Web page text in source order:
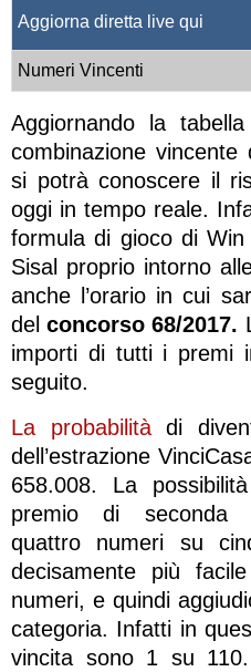
Aggiorna diretta live qui
Numeri Vincenti
Aggiornando la
combinazione
si potrà conoscere il
oggi in tempo reale.
formula di gioco di
Sisal proprio intorno
anche l’orario in cui
delconcorso 68/2017.
importi di tutti i premi
seguito.
La probabilitàdi
dell’estrazione
658.008. La
premio di seconda
quattro numeri su
decisamente più
numeri, e quindi
categoria. Infatti in
vincita sono 1 su